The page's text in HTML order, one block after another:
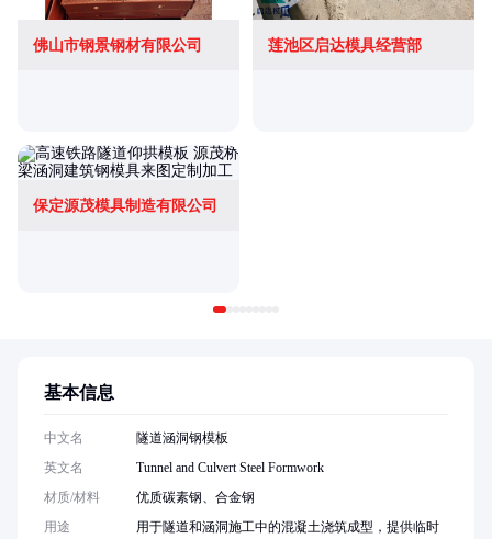
佛山市钢景钢材有限公司 莲池区启达模具经营部
保定源茂模具制造有限公司
基本信息
中文名
隧道涵洞钢模板
英文名
Tunnel and Culvert Steel Formwork
材质/材料
优质碳素钢、合金钢
用途
用于隧道和涵洞施工中的混凝土浇筑成型，提供临时